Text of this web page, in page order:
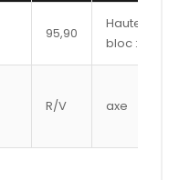
95,90
Hauteur
bloc :
R/V axe